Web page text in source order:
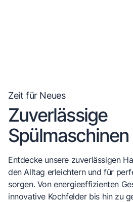
Zeit für Neues
Zuverlässige
Spülmaschinen
Entdecke unsere zuverlässigen
den Alltag erleichtern und für
sorgen. Von energieeffizienten
innovative Kochfelder bis hin zu